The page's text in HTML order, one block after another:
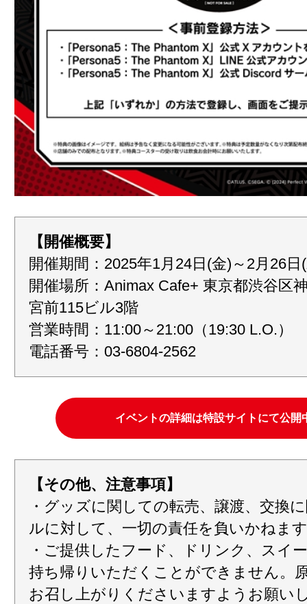
【開催概要】
開催期間：2025年1月24日(金)～2月26日
開催場所：Animax Cafe+ 東京都渋谷区
宮前115ビル3階
営業時間：11:00～21:00（19:30 L.O.）
電話番号：03-6804-2562
イベントの詳細は特設サイトにて公開
【その他、注意事項】
・グッズに関しての転売、譲渡、交換
ルに対して、一切の責任を負いかねま
・ご提供したフード、ドリンク、スイ
持ち帰りいただくことができません。
お召し上がりくださいますようお願い